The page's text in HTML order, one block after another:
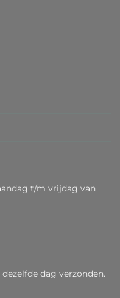
t/m vrijdag van
dag verzonden.